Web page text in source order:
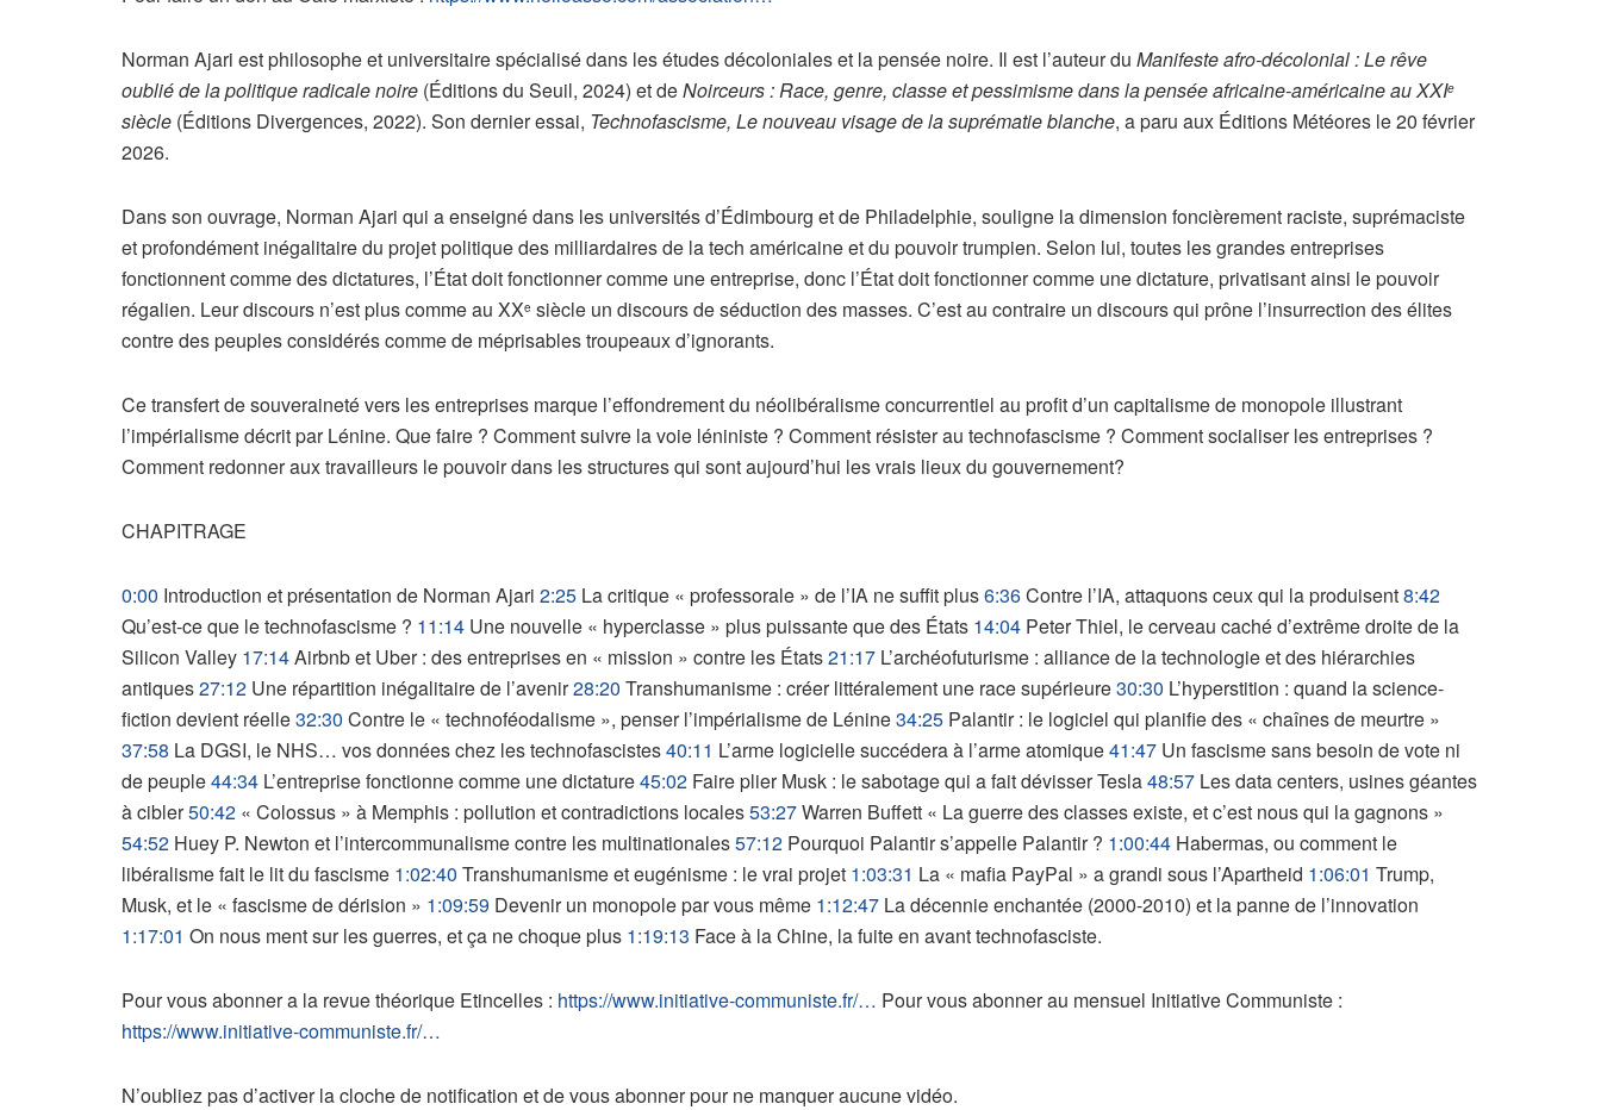
Norman Ajari est philosophe et universitaire spécialisé dans les études décoloniales et la pensée noire. Il est l’auteur du Manifeste afro-décolonial : Le rêve
oublié de la politique radicale noire (Éditions du Seuil, 2024) et deNoirceurs : Race, genre, classe et pessimisme dans la pensée africaine-américaine au XXIe
siècle (Éditions Divergences, 2022). Son dernier essai, Technofascisme, Le nouveau visage de la suprématie blanche, a paru aux Éditions Météores le 20 février
2026.
Dans son ouvrage, Norman Ajari qui a enseigné dans les universités d’Édimbourg et de Philadelphie, souligne la dimension foncièrement raciste, suprémaciste
et profondément inégalitaire du projet politique des milliardaires de la tech américaine et du pouvoir trumpien. Selon lui, toutes les grandes entreprises
fonctionnent comme des dictatures, l’État doit fonctionner comme une entreprise, donc l’État doit fonctionner comme une dictature, privatisant ainsi le pouvoir
régalien. Leur discours n’est plus comme au XXe siècle un discours de séduction des masses. C’est au contraire un discours qui prône l’insurrection des élites
contre des peuples considérés comme de méprisables troupeaux d’ignorants.
Ce transfert de souveraineté vers les entreprises marque l’effondrement du néolibéralisme concurrentiel au profit d’un capitalisme de monopole illustrant
l’impérialisme décrit par Lénine. Que faire ? Comment suivre la voie léniniste ? Comment résister au technofascisme ? Comment socialiser les entreprises ?
Comment redonner aux travailleurs le pouvoir dans les structures qui sont aujourd’hui les vrais lieux du gouvernement?
CHAPITRAGE
0:00 Introduction et présentation de Norman Ajari 2:25 La critique « professorale » de l’IA ne suffit plus6:36Contre l’IA, attaquons ceux qui la produisent8:42
Qu’est-ce que le technofascisme ? 11:14 Une nouvelle « hyperclasse » plus puissante que des États 14:04 Peter Thiel, le cerveau caché d’extrême droite de la
Silicon Valley 17:14Airbnb et Uber : des entreprises en « mission » contre les États21:17 L’archéofuturisme : alliance de la technologie et des hiérarchies
antiques27:12 Une répartition inégalitaire de l’avenir28:20 Transhumanisme : créer littéralement une race supérieure30:30 L’hyperstition : quand la science-
fiction devient réelle32:30 Contre le « technoféodalisme », penser l’impérialisme de Lénine34:25 Palantir : le logiciel qui planifie des « chaînes de meurtre »
37:58 La DGSI, le NHS… vos données chez les technofascistes40:11 L’arme logicielle succédera à l’arme atomique41:47 Un fascisme sans besoin de vote ni
de peuple44:34 L’entreprise fonctionne comme une dictature45:02 Faire plier Musk : le sabotage qui a fait dévisser Tesla48:57 Les data centers, usines géantes
à cibler50:42 « Colossus » à Memphis : pollution et contradictions locales53:27Warren Buffett « La guerre des classes existe, et c’est nous qui la gagnons »
54:52 Huey P. Newton et l’intercommunalisme contre les multinationales57:12 Pourquoi Palantir s’appelle Palantir ? 1:00:44 Habermas, ou comment le
libéralisme fait le lit du fascisme 1:02:40 Transhumanisme et eugénisme : le vrai projet 1:03:31 La « mafia PayPal » a grandi sous l’Apartheid 1:06:01 Trump,
Musk, et le « fascisme de dérision » 1:09:59 Devenir un monopole par vous même 1:12:47 La décennie enchantée (2000-2010) et la panne de l’innovation
1:17:01 On nous ment sur les guerres, et ça ne choque plus 1:19:13 Face à la Chine, la fuite en avant technofasciste.
Pour vous abonner a la revue théorique Etincelles : https://www.initiative-communiste.fr/… Pour vous abonner au mensuel Initiative Communiste :
https://www.initiative-communiste.fr/…
N’oubliez pas d’activer la cloche de notification et de vous abonner pour ne manquer aucune vidéo.